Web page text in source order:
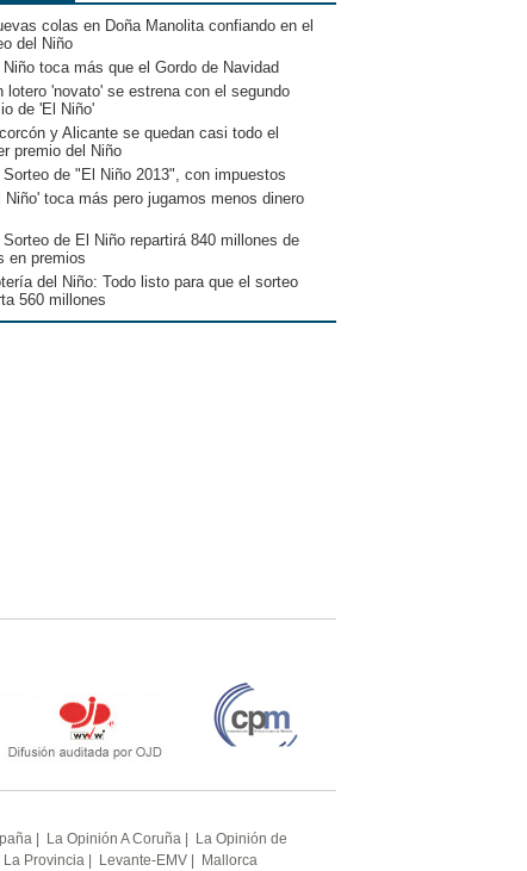
colas en Doña Manolita confiando en el
del Niño
Niño toca más que el Gordo de Navidad
lotero 'novato' se estrena con el segundo
de 'El Niño'
y Alicante se quedan casi todo el
premio del Niño
Sorteo de "El Niño 2013", con impuestos
Niño' toca más pero jugamos menos dinero
Sorteo de El Niño repartirá 840 millones de
en premios
del Niño: Todo listo para que el sorteo
560 millones
| La Opinión A Coruña|
La Opinión de
La Provincia| Levante-EMV| Mallorca